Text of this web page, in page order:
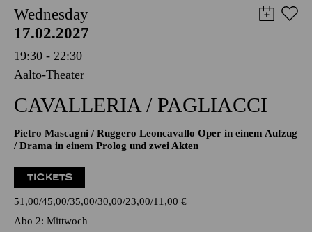
Wednesday
17.02.2027
19:30 - 22:30
Aalto-Theater
CAVALLERIA / PAGLIACCI
Pietro Mascagni / Ruggero Leoncavallo Oper in einem Aufzug
/ Drama in einem Prolog und zwei Akten
TICKETS
51,00 45,00 35,00 30,00 23,00 11,00 €
Abo 2: Mittwoch